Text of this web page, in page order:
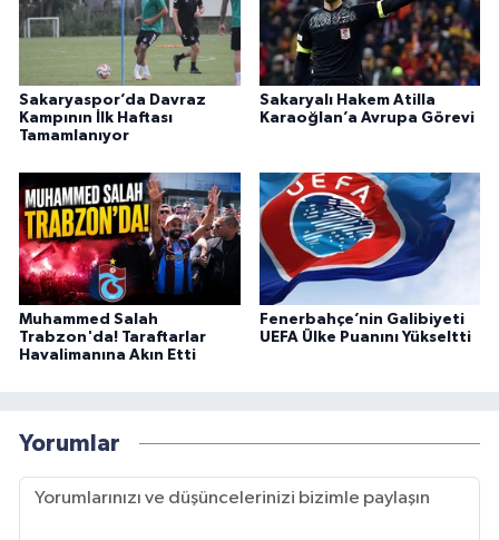
Sakaryaspor’da Davraz
Kampının İlk Haftası
Tamamlanıyor
Sakaryalı Hakem Atilla
Karaoğlan’a Avrupa Görevi
Muhammed Salah
Trabzon'da! Taraftarlar
Havalimanına Akın Etti
Fenerbahçe’nin Galibiyeti
UEFA Ülke Puanını Yükseltti
Yorumlar